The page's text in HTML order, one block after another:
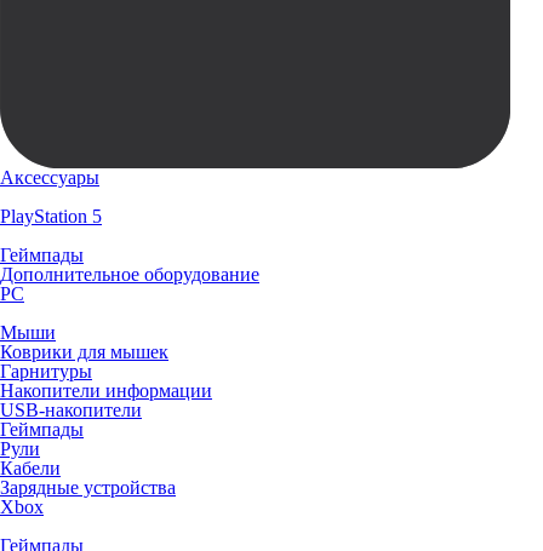
Аксессуары
PlayStation 5
Геймпады
Дополнительное оборудование
PC
Мыши
Коврики для мышек
Гарнитуры
Накопители информации
USB-накопители
Геймпады
Рули
Кабели
Зарядные устройства
Xbox
Геймпады